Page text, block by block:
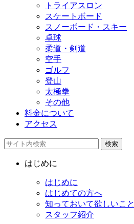
トライアスロン
スケートボード
スノーボード・スキー
卓球
柔道・剣道
空手
ゴルフ
登山
太極拳
その他
料金について
アクセス
検索
はじめに
はじめに
はじめての方へ
知っておいて欲しいこと
スタッフ紹介